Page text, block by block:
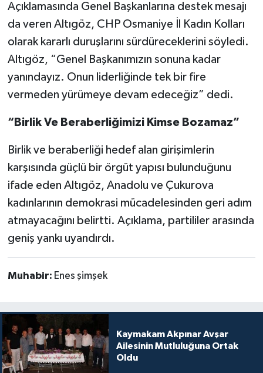
Açıklamasında Genel Başkanlarına destek mesajı
da veren Altıgöz, CHP Osmaniye İl Kadın Kolları
olarak kararlı duruşlarını sürdüreceklerini söyledi.
Altıgöz, “Genel Başkanımızın sonuna kadar
yanındayız. Onun liderliğinde tek bir fire
vermeden yürümeye devam edeceğiz” dedi.
“Birlik Ve Beraberliğimizi Kimse Bozamaz”
Birlik ve beraberliği hedef alan girişimlerin
karşısında güçlü bir örgüt yapısı bulunduğunu
ifade eden Altıgöz, Anadolu ve Çukurova
kadınlarının demokrasi mücadelesinden geri adım
atmayacağını belirtti. Açıklama, partililer arasında
geniş yankı uyandırdı.
Muhabir: Enes şimşek
Kaymakam Akpınar Avşar
Ailesinin Mutluluğuna Ortak
Oldu